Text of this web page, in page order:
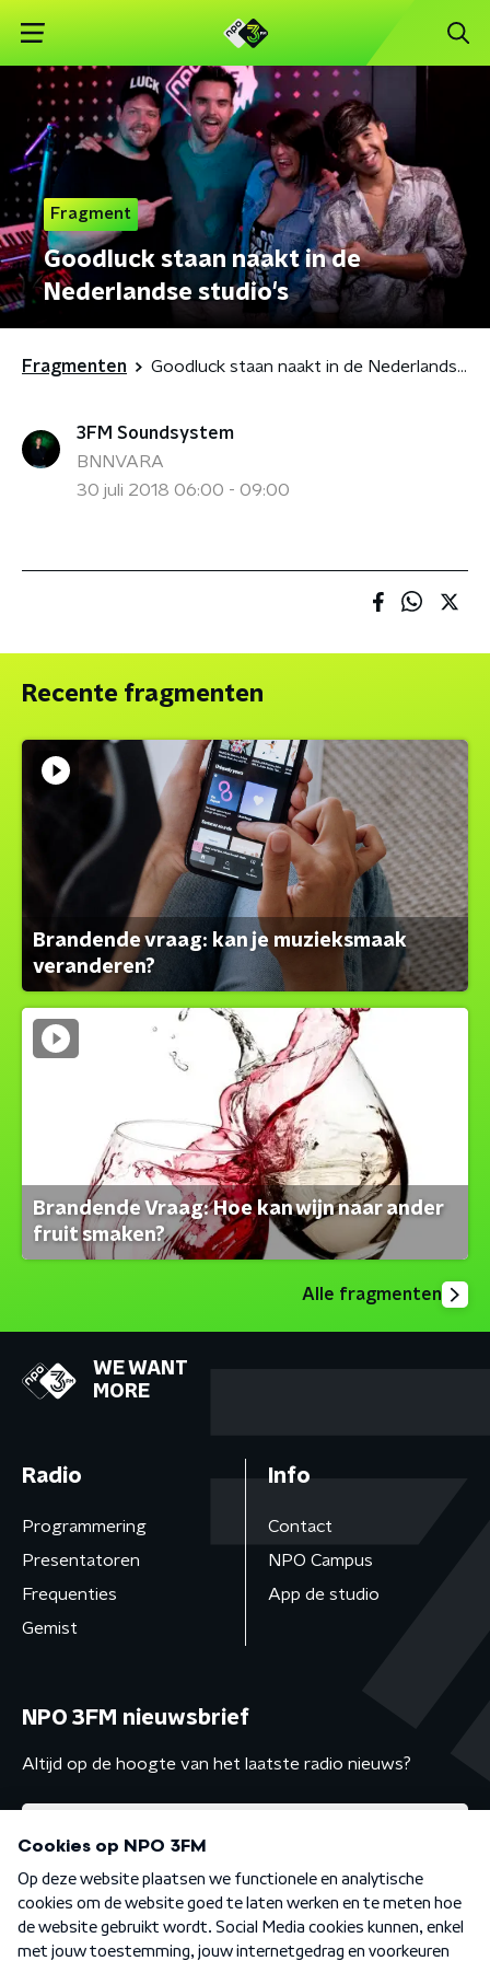
Fragment
Goodluck staan naakt in de
Nederlandse studio's
Fragmenten Goodluck staan naakt in de Nederlandse studio's
3FM Soundsystem
BNNVARA
30 juli 2018 06:00 - 09:00
Recente fragmenten
Brandende vraag: kan je muzieksmaak
veranderen?
Brandende Vraag: Hoe kan wijn naar ander
fruit smaken?
Alle fragmenten
WE WANT
MORE
Radio
Programmering
Presentatoren
Frequenties
Gemist
Info
Contact
NPO Campus
App de studio
NPO 3FM nieuwsbrief
Altijd op de hoogte van het laatste radio nieuws?
Algemene voorwaarden Privacybeleid